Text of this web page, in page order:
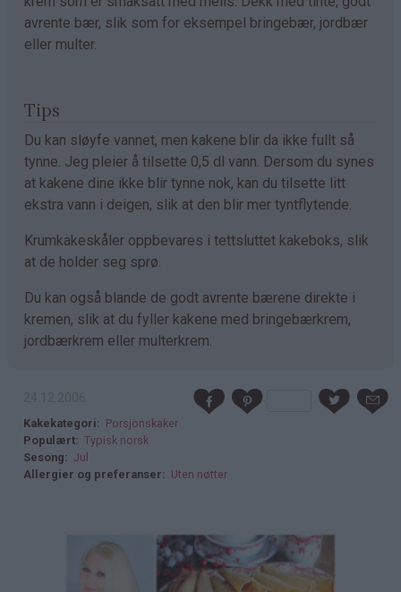
avrente bær, slik som for eksempel bringebær, jordbær
eller multer.
Tips
Du kan sløyfe vannet, men kakene blir da ikke fullt så
tynne. Jeg pleier å tilsette 0,5 dl vann. Dersom du synes
at kakene dine ikke blir tynne nok, kan du tilsette litt
ekstra vann i deigen, slik at den blir mer tyntflytende.
Krumkakeskåler oppbevares i tettsluttet kakeboks, slik
at de holder seg sprø.
Du kan også blande de godt avrente bærene direkte i
kremen, slik at du fyller kakene med bringebærkrem,
jordbærkrem eller multerkrem.
Kakekategori
Porsjonskaker
Populært
Typisk norsk
Sesong
Jul
Allergier og preferanser
Uten nøtter